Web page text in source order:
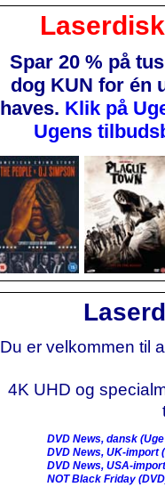
Spar 20 % på
dog KUN for én
haves. Klik på
Ugens
Du er velkommen til
4K UHD og
DVD News, dansk
DVD News, UK-import
DVD News, USA-
NOT Black Friday